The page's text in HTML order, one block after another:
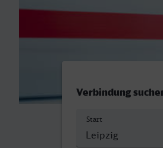
Verbindung
Start